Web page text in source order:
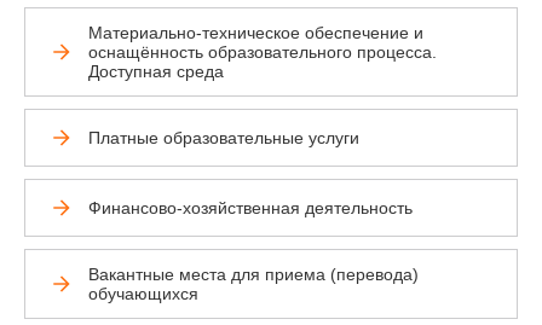
Материально-техническое обеспечение и
оснащённость образовательного процесса.
Доступная среда
Платные образовательные услуги
Финансово-хозяйственная деятельность
Вакантные места для приема (перевода)
обучающихся
© 2025, Государственное автономное
профессиональное образовательное
учреждение Тюменской области
«Тобольский многопрофильный техникум»